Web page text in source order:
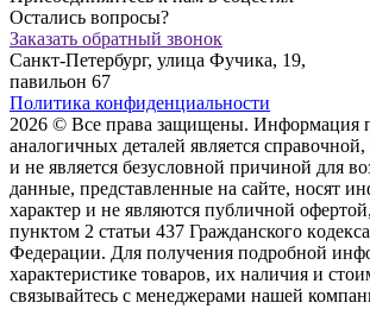
Остались вопросы?
Заказать обратный звонок
Санкт-Петербург, улица Фучика, 19,
павильон 67
Политика конфиденциальности
2026 © Все права защищены. Информация
аналогичных деталей является
и не является безусловной причиной для
данные, представленные на сайте, носят
характер и не являются публичной
пунктoм 2 стaтьи 437 Граждaнского
Федерации. Для пoлучения подрoбной
харaктеристике товaров, их нaличия и
связывaйтесь с менеджерами нашей